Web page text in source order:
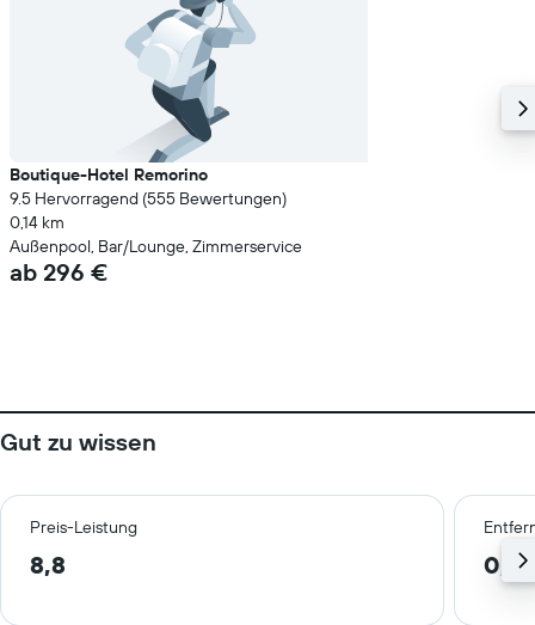
Boutique-Hotel Remorino
9.5 Hervorragend (555 Bewertungen)
0,14 km
Außenpool, Bar/Lounge, Zimmerservice
ab 296 €
Gut zu wissen
Preis-Leistung
8,8 0,5